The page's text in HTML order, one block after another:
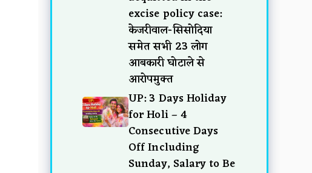
excise policy case:
केजरीवाल-सिसोदिया
समेत सभी 23 लोग
आबकारी घोटाले से
आरोपमुक्त
UP: 3 Days Holiday
for Holi – 4
Consecutive Days
Off Including
Sunday, Salary to Be